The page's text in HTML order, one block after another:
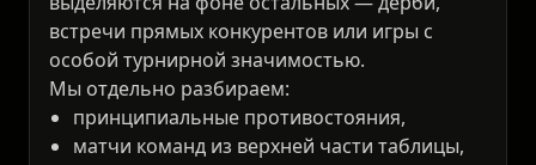
встречи прямых конкурентов или игры с
особой турнирной значимостью.
Мы отдельно разбираем:
принципиальные противостояния,
матчи команд из верхней части таблицы,